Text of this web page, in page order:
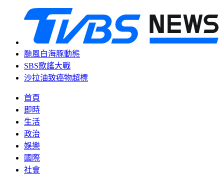
颱風白海豚動態
SBS歌謠大戰
沙拉油致癌物超標
首頁
即時
生活
政治
娛樂
國際
社會